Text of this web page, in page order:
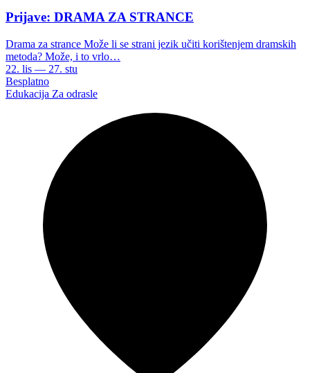
Prijave: DRAMA ZA STRANCE
Drama za strance Može li se strani jezik učiti korištenjem dramskih
metoda? Može, i to vrlo…
22. lis — 27. stu
Besplatno
Edukacija Za odrasle